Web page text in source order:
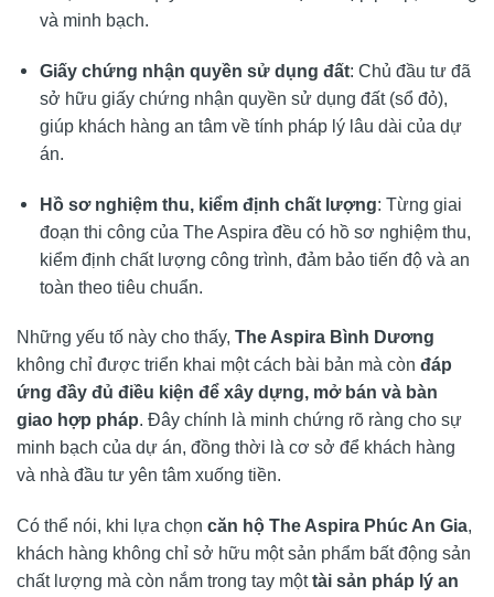
và minh bạch.
Giấy chứng nhận quyền sử dụng đất: Chủ đầu tư đã
sở hữu giấy chứng nhận quyền sử dụng đất (sổ đỏ),
giúp khách hàng an tâm về tính pháp lý lâu dài của dự
án.
Hồ sơ nghiệm thu, kiểm định chất lượng: Từng giai
đoạn thi công của The Aspira đều có hồ sơ nghiệm thu,
kiểm định chất lượng công trình, đảm bảo tiến độ và an
toàn theo tiêu chuẩn.
Những yếu tố này cho thấy, The Aspira Bình Dương
không chỉ được triển khai một cách bài bản mà còn đáp
ứng đầy đủ điều kiện để xây dựng, mở bán và bàn
giao hợp pháp. Đây chính là minh chứng rõ ràng cho sự
minh bạch của dự án, đồng thời là cơ sở để khách hàng
và nhà đầu tư yên tâm xuống tiền.
Có thể nói, khi lựa chọn căn hộ The Aspira Phúc An Gia,
khách hàng không chỉ sở hữu một sản phẩm bất động sản
chất lượng mà còn nắm trong tay mộttài sản pháp lý an